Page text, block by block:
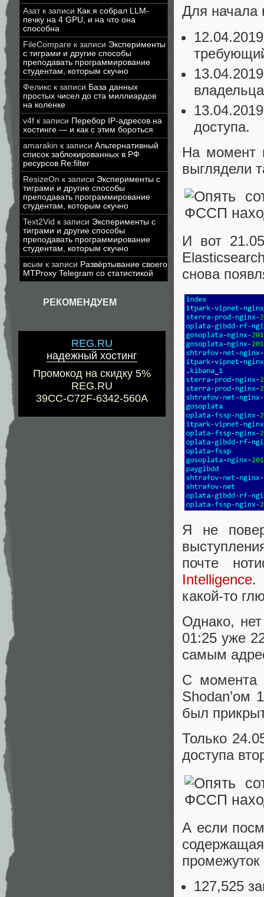
Азатк записи Как я собрал LLM-
печку на 4 GPU, и на что она
способна
FileCompare к записи Эксперименты
с тиграми и другие способы
преподавать программирование
студентам, которым скучно
Феликс к записи База данных
простых чисел до ста миллиардов
на коленке
v4f к записи Перебор IP-адресов на
хостинге — и как с этим бороться
amarakin к записи Альтернативный
список заблокированных в РФ
ресурсов Re:filter
ResizeOn к записи Эксперименты с
тиграми и другие способы
преподавать программирование
студентам, которым скучно
Text2Vid к записи Эксперименты с
тиграми и другие способы
преподавать программирование
студентам, которым скучно
всым к записи Развёртывание своего
MTProxy Telegram со статистикой
РЕКОМЕНДУЕМ
REG.RU
надежный хостинг
Промокод на скидку 5%
REG.RU
39CC-C72F-6342-560A
Для начала
доступа.
На момент
выглядели
И вот
снова
Я не
почте
Intelligence.
какой-то
Однако,
01:25 уже
самым
С момента
Shodan’ом
был
Только
доступа
А если
промежуток
127,525